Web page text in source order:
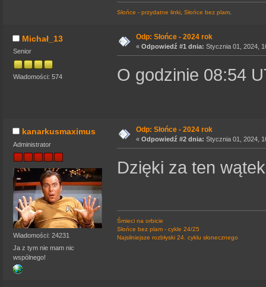
Słońce - przydatne linki Słońce bez plam
Michał_13
Senior
Wiadomości: 574
Odp: Słońce - 2024 rok
« Odpowiedź #1 dnia: Stycznia 01, 2024,
O godzinie 08:54
kanarkusmaximus
Administrator
Wiadomości: 24231
Ja z tym nie mam nic
wspólnego!
Odp: Słońce - 2024 rok
« Odpowiedź #2 dnia: Stycznia 01, 2024,
Dzięki za ten
Śmieci na orbicie
Słońce bez plam - cykle 24/25
Najsilniejsze rozbłyski 24. cyklu słonecznego